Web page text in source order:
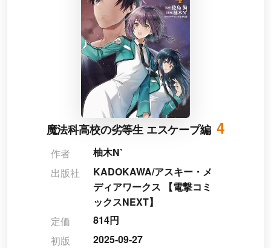
魔法科高校の劣等生 エスケープ編 4
作者
柚木N’
出版社
KADOKAWA/アスキー・メ
ディアワークス 【電撃コミ
ックスNEXT】
定価
814円
初版
2025-09-27